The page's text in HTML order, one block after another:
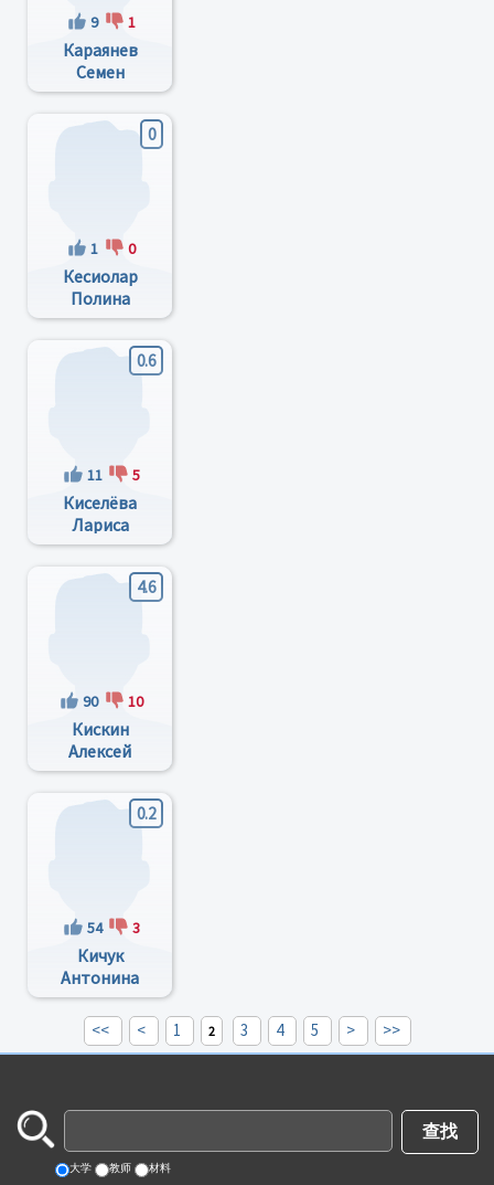
9 1
Караянев
Семен
Николаевич
0
1 0
Кесиолар
Полина
Дмитриевна
0.6
11 5
Киселёва
Лариса
Львовна
4.6
90 10
Кискин
Алексей
Николаевич
0.2
54 3
Кичук
Антонина
Валерьевна
<< < 1 2 3 4 5 > >>
大学 教师 材料